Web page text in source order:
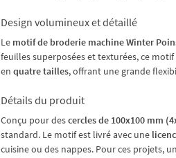
Design volumineux et détaillé
Le motif de broderie machine Winter
feuilles superposées et texturées, ce
en quatre tailles, offrant une grande
Détails du produit
Conçu pour descercles de 100x100 mm
standard. Le motif est livré avec une
cuisine ou des nappes. Pour ces projets,